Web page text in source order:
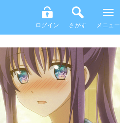
ログイン さがす メニュー